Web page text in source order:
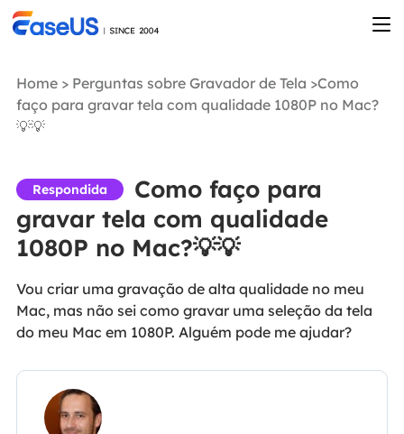
Home> Perguntas sobre Gravador de Tela >Como
faço para gravar tela com qualidade 1080P no Mac?
💡💡
Respondida
Como faço para
gravar tela com qualidade
1080P no Mac?💡💡
Vou criar uma gravação de alta qualidade no meu
Mac, mas não sei como gravar uma seleção da tela
do meu Mac em 1080P. Alguém pode me ajudar?